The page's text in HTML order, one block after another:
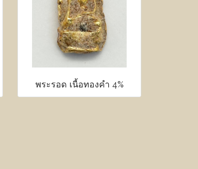
พระรอด เนื้อทองคำ 4%